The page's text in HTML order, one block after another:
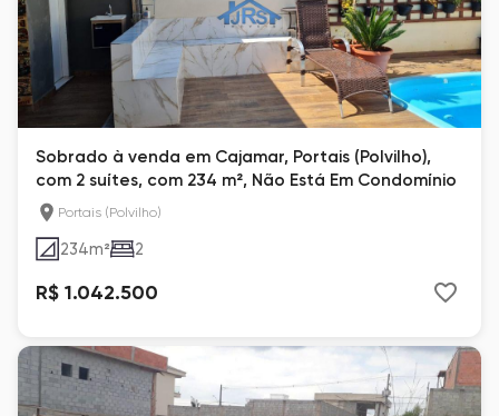
Sobrado à venda em Cajamar, Portais (Polvilho),
com 2 suítes, com 234 m², Não Está Em Condomínio
Portais (Polvilho)
234m² 2
R$ 1.042.500